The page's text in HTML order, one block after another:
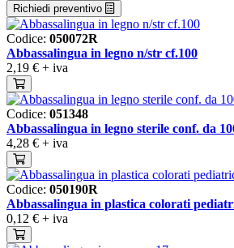
Richiedi preventivo
Codice: 050072R
Abbassalingua in legno n/str cf.100
2,19 € + iva
Codice: 051348
Abbassalingua in legno sterile conf. da
4,28 € + iva
Codice: 050190R
Abbassalingua in plastica colorati
0,12 € + iva